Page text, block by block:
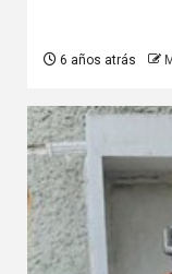
6 años atrás